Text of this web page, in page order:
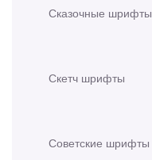
Сказочные шрифты
Скетч шрифты
Советские шрифты